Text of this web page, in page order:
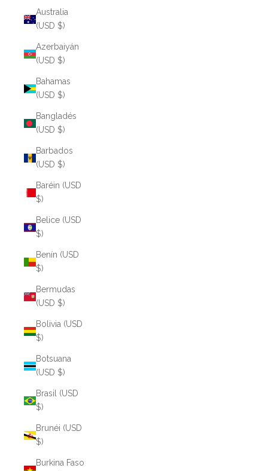
Australia
(USD $)
Azerbaiyán
(USD $)
Bahamas
(USD $)
Bangladés
(USD $)
Barbados
(USD $)
Baréin (USD
$)
Belice (USD
$)
Benín (USD
$)
Bermudas
(USD $)
Bolivia (USD
$)
Botsuana
(USD $)
Brasil (USD
$)
Brunéi (USD
$)
Burkina Faso